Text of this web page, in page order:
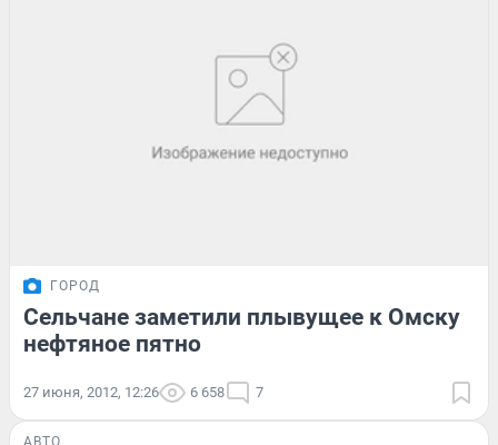
ГОРОД
Сельчане заметили плывущее к Омску
нефтяное пятно
27 июня, 2012, 12:26 6 658 7
АВТО